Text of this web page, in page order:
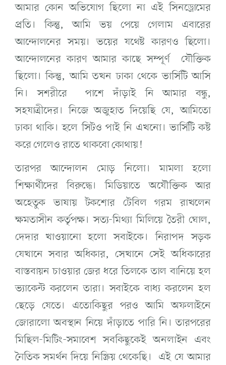
আমার কোন অভিযোগ ছিলো না এই সিনড্রোমের
প্রতি। কিন্তু, আমি ভয় পেয়ে গেলাম এবারের
আন্দোলনের সময়। ভয়ের যথেষ্ট কারণও ছিলো।
আন্দোলনের কারণ আমার কাছে সম্পূর্ণ যৌক্তিক
ছিলো। কিন্তু, আমি তখন ঢাকা থেকে ভার্সিটি আসি
নি। সশরীরে পাশে দাঁড়াই নি আমার বন্ধু,
সহযাত্রীদের। নিজে অজুহাত দিয়েছি যে, আমিতো
ঢাকা থাকি। হলে সিটও পাই নি এখনো। ভার্সিটি কষ্ট
করে গেলেও রাতে থাকবো কোথায়!
তারপর আন্দোলন মোড় নিলো। মামলা হলো
শিক্ষার্থীদের বিরুদ্ধে। মিডিয়াতে অযৌক্তিক আর
অহেতুক ভাষায় টকশোর টেবিল গরম রাখলেন
ক্ষমতাসীন কর্তৃপক্ষ। সত্য-মিথ্যা মিলিয়ে তৈরী ঘোল,
দেদার খাওয়ানো হলো সবাইকে। নিরাপদ সড়ক
যেখানে সবার অধিকার, সেখানে সেই অধিকারের
বাস্তবায়ন চাওয়ার জের ধরে তিলকে তাল বানিয়ে হল
ভ্যাকেন্ট করলেন তারা। সবাইকে বাধ্য করলেন হল
ছেড়ে যেতে। এতোকিছুর পরও আমি অফলাইনে
জোরালো অবস্থান নিয়ে দাঁড়াতে পারি নি। তারপরের
মিছিল-মিটিং-সমাবেশ সবকিছুকেই অনলাইন এবং
নৈতিক সমর্থন দিয়ে নিস্ক্রিয় থেকেছি। এই যে আমার